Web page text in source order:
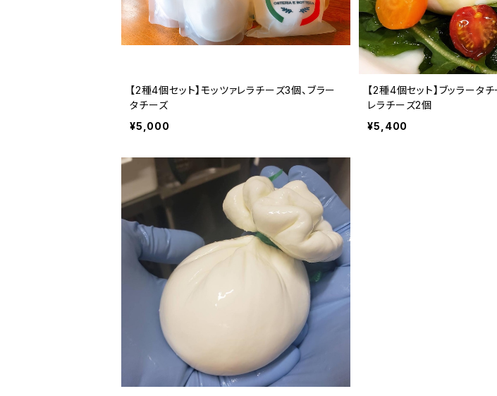
【2種4個セット】モッツァレラチーズ3個、ブラー
タチーズ
¥5,000
【2種4個セット】ブッラータ
レラチーズ2個
¥5,400